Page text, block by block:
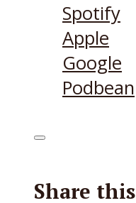
Spotify
Apple
Google
Podbean
Share this